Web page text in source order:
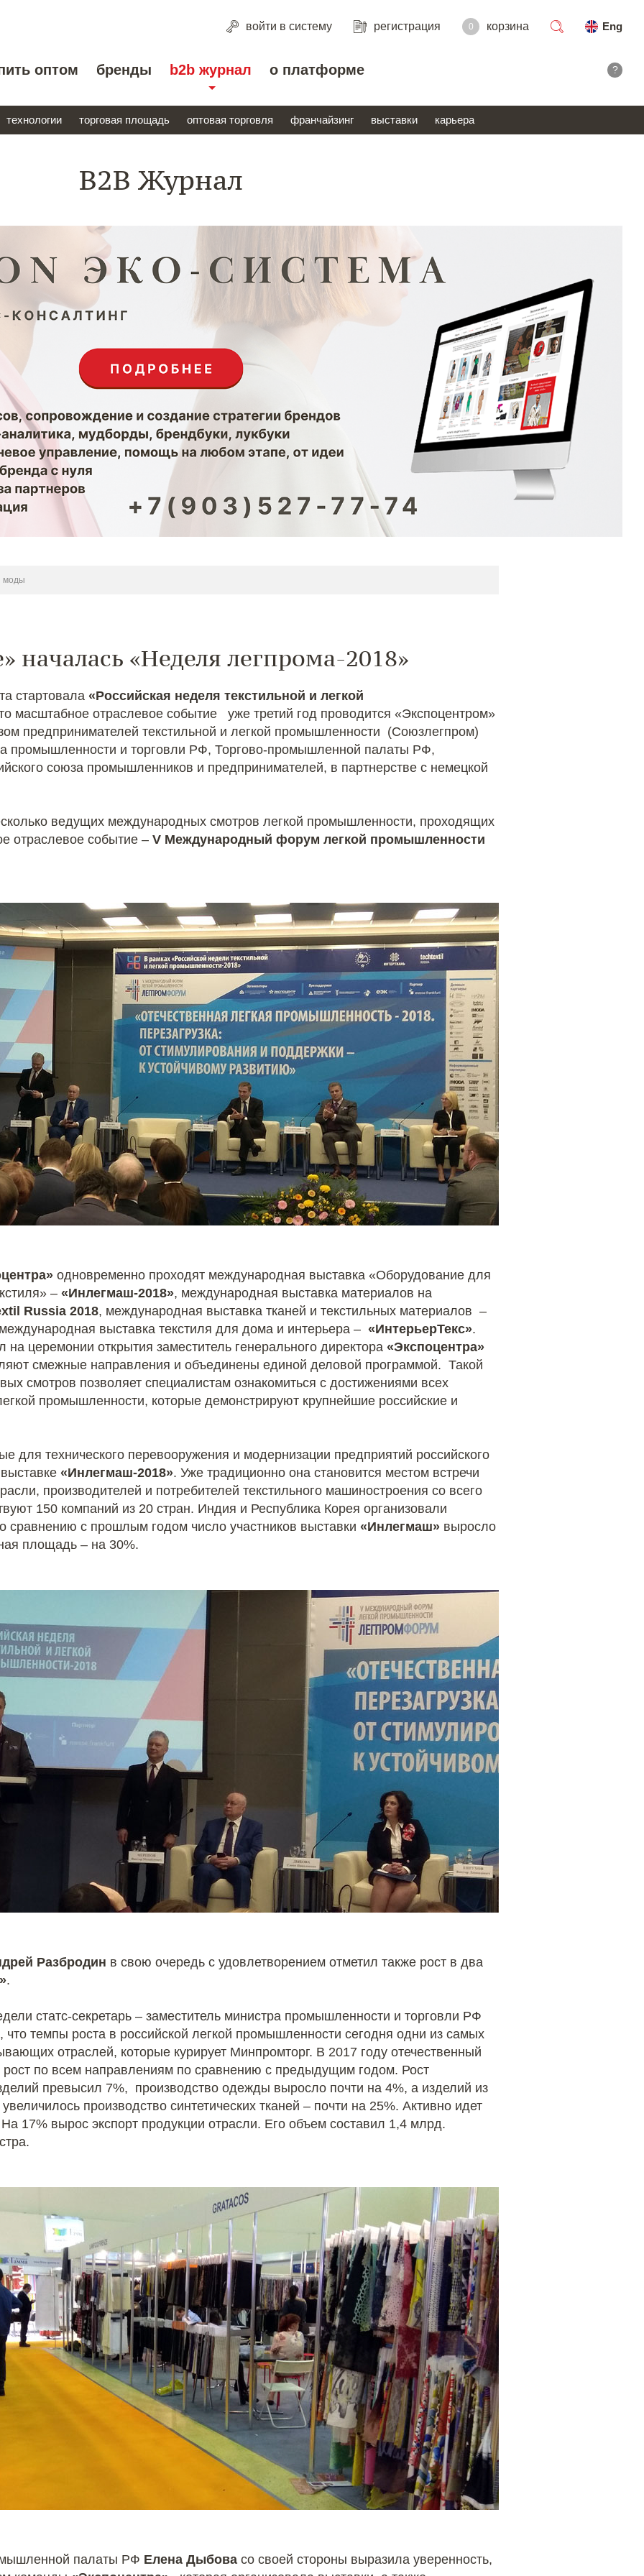
войти в систему регистрация 0 корзина
Eng
оптом бренды b2b журнал о платформе ?
технологии торговая площадь оптовая торговля франчайзинг выставки карьера
B2B Журнал
моды
началась «Неделя легпрома-2018»
стартовала «Российская неделя текстильной и легкой
масштабное отраслевое событие уже третий год проводится «Экспоцентром»
предпринимателей текстильной и легкой промышленности (Союзлегпром)
промышленности и торговли РФ, Торгово-промышленной палаты РФ,
союза промышленников и предпринимателей, в партнерстве с немецкой
ведущих международных смотров легкой промышленности, проходящих
отраслевое событие – V Международный форум легкой промышленности
одновременно проходят международная выставка «Оборудование для
– «Инлегмаш-2018», международная выставка материалов на
Russia 2018, международная выставка тканей и текстильных материалов –
выставка текстиля для дома и интерьера – «ИнтерьерТекс».
на церемонии открытия заместитель генерального директора «Экспоцентра»
смежные направления и объединены единой деловой программой. Такой
смотров позволяет специалистам ознакомиться с достижениями всех
промышленности, которые демонстрируют крупнейшие российские и
для технического перевооружения и модернизации предприятий российского
«Инлегмаш-2018». Уже традиционно она становится местом встречи
производителей и потребителей текстильного машиностроения со всего
150 компаний из 20 стран. Индия и Республика Корея организовали
сравнению с прошлым годом число участников выставки «Инлегмаш» выросло
площадь – на 30%.
Разбродин в свою очередь с удовлетворением отметил также рост в два
.
статс-секретарь – заместитель министра промышленности и торговли РФ
что темпы роста в российской легкой промышленности сегодня одни из самых
отраслей, которые курирует Минпромторг. В 2017 году отечественный
по всем направлениям по сравнению с предыдущим годом. Рост
превысил 7%, производство одежды выросло почти на 4%, а изделий из
производство синтетических тканей – почти на 25%. Активно идет
17% вырос экспорт продукции отрасли. Его объем составил 1,4 млрд.
палаты РФ Елена Дыбова со своей стороны выразила уверенность,